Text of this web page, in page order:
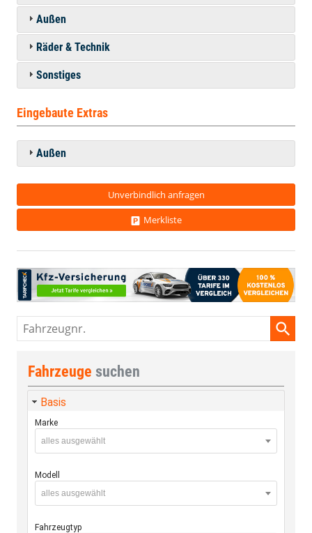
Außen
Räder & Technik
Sonstiges
Eingebaute Extras
Außen
Unverbindlich anfragen
Merkliste
Fahrzeugnr.
Fahrzeuge suchen
Basis
Marke
alles ausgewählt
Modell
alles ausgewählt
Fahrzeugtyp